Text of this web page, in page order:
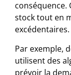
conséquence.
stock tout en
excédentaires.
Par exemple,
utilisent des
prévoir la